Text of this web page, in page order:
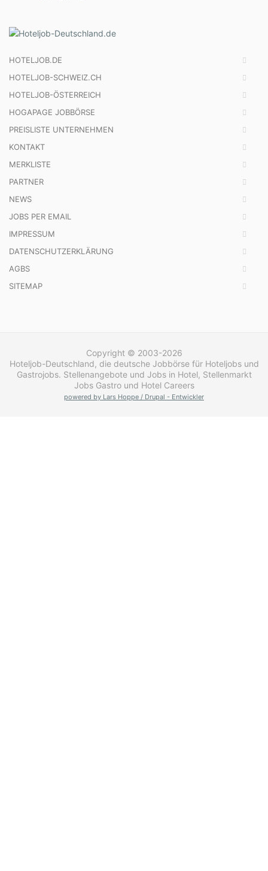
HOTELJOB.DE
HOTELJOB-SCHWEIZ.CH
HOTELJOB-ÖSTERREICH
HOGAPAGE JOBBÖRSE
PREISLISTE UNTERNEHMEN
KONTAKT
MERKLISTE
PARTNER
NEWS
JOBS PER EMAIL
IMPRESSUM
DATENSCHUTZERKLÄRUNG
AGBS
SITEMAP
Copyright © 2003-2026
Hoteljob-Deutschland, die deutsche Jobbörse für Hoteljobs und
Gastrojobs. Stellenangebote und Jobs in Hotel, Stellenmarkt
Jobs Gastro und Hotel Careers
powered by Lars Hoppe / Drupal - Entwickler